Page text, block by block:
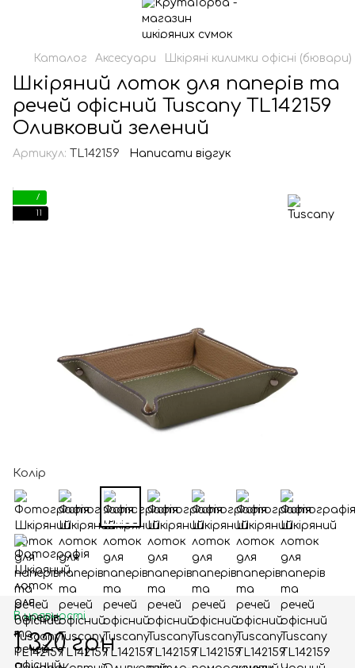
Каталог Аксесуари Шкіряні килимки офісні (бювари)
Шкіряний лоток для паперів та
речей офісний Tuscany TL142159
Оливковий зелений
Артикул: TL142159 Написати відгук
7
11
Колір
В наявності
1 320 грн